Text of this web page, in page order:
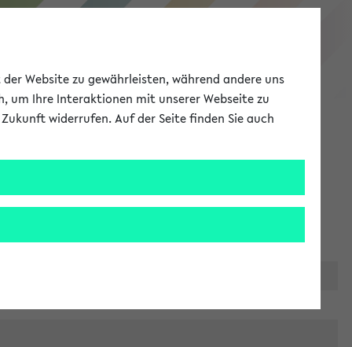
eKVV
Website zu gewährleisten, während andere uns
um Ihre Interaktionen mit unserer Webseite zu
widerrufen. Auf der Seite finden Sie auch